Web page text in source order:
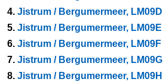
4. Jistrum / Bergumermeer, LM09D
5. Jistrum / Bergumermeer, LM09E
6. Jistrum / Bergumermeer, LM09F
7. Jistrum / Bergumermeer, LM09G
8. Jistrum / Bergumermeer, LM09H